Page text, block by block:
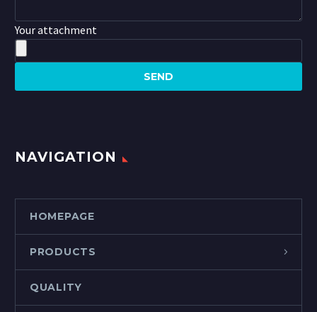
Your attachment
NAVIGATION
HOMEPAGE
PRODUCTS
QUALITY